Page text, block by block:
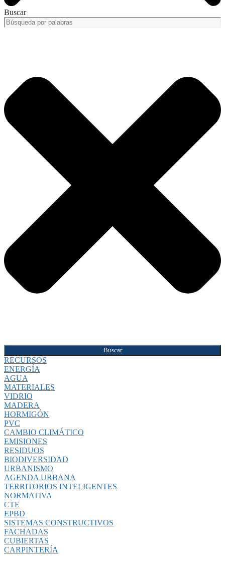
Buscar
Buscar
RECURSOS
ENERGÍA
AGUA
MATERIALES
VIDRIO
MADERA
HORMIGÓN
PVC
CAMBIO CLIMÁTICO
EMISIONES
RESIDUOS
BIODIVERSIDAD
URBANISMO
AGENDA URBANA
TERRITORIOS INTELIGENTES
NORMATIVA
CTE
EPBD
SISTEMAS CONSTRUCTIVOS
FACHADAS
CUBIERTAS
CARPINTERÍA